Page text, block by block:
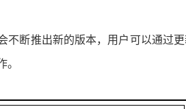
不断推出新的版本，用户可以通过
。